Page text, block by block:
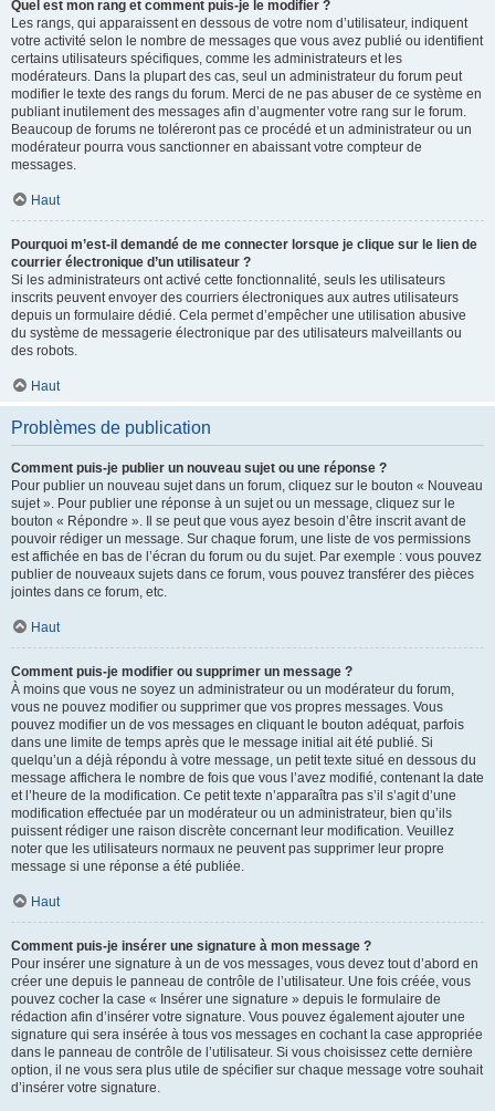
Quel est mon rang et comment puis-je le modifier ?
Les rangs, qui apparaissent en dessous de votre nom d’utilisateur, indiquent
votre activité selon le nombre de messages que vous avez publié ou identifient
certains utilisateurs spécifiques, comme les administrateurs et les
modérateurs. Dans la plupart des cas, seul un administrateur du forum peut
modifier le texte des rangs du forum. Merci de ne pas abuser de ce système en
publiant inutilement des messages afin d’augmenter votre rang sur le forum.
Beaucoup de forums ne toléreront pas ce procédé et un administrateur ou un
modérateur pourra vous sanctionner en abaissant votre compteur de
messages.
Haut
Pourquoi m’est-il demandé de me connecter lorsque je clique sur le lien de
courrier électronique d’un utilisateur ?
Si les administrateurs ont activé cette fonctionnalité, seuls les utilisateurs
inscrits peuvent envoyer des courriers électroniques aux autres utilisateurs
depuis un formulaire dédié. Cela permet d’empêcher une utilisation abusive
du système de messagerie électronique par des utilisateurs malveillants ou
des robots.
Haut
Problèmes de publication
Comment puis-je publier un nouveau sujet ou une réponse ?
Pour publier un nouveau sujet dans un forum, cliquez sur le bouton « Nouveau
sujet ». Pour publier une réponse à un sujet ou un message, cliquez sur le
bouton « Répondre ». Il se peut que vous ayez besoin d’être inscrit avant de
pouvoir rédiger un message. Sur chaque forum, une liste de vos permissions
est affichée en bas de l’écran du forum ou du sujet. Par exemple : vous pouvez
publier de nouveaux sujets dans ce forum, vous pouvez transférer des pièces
jointes dans ce forum, etc.
Haut
Comment puis-je modifier ou supprimer un message ?
À moins que vous ne soyez un administrateur ou un modérateur du forum,
vous ne pouvez modifier ou supprimer que vos propres messages. Vous
pouvez modifier un de vos messages en cliquant le bouton adéquat, parfois
dans une limite de temps après que le message initial ait été publié. Si
quelqu’un a déjà répondu à votre message, un petit texte situé en dessous du
message affichera le nombre de fois que vous l’avez modifié, contenant la date
et l’heure de la modification. Ce petit texte n’apparaîtra pas s’il s’agit d’une
modification effectuée par un modérateur ou un administrateur, bien qu’ils
puissent rédiger une raison discrète concernant leur modification. Veuillez
noter que les utilisateurs normaux ne peuvent pas supprimer leur propre
message si une réponse a été publiée.
Haut
Comment puis-je insérer une signature à mon message ?
Pour insérer une signature à un de vos messages, vous devez tout d’abord en
créer une depuis le panneau de contrôle de l’utilisateur. Une fois créée, vous
pouvez cocher la case « Insérer une signature » depuis le formulaire de
rédaction afin d’insérer votre signature. Vous pouvez également ajouter une
signature qui sera insérée à tous vos messages en cochant la case appropriée
dans le panneau de contrôle de l’utilisateur. Si vous choisissez cette dernière
option, il ne vous sera plus utile de spécifier sur chaque message votre souhait
d’insérer votre signature.